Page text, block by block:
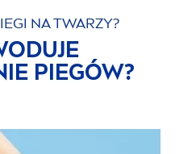
NA TWARZY?
PIEGÓW?